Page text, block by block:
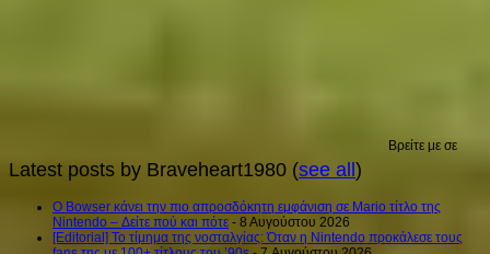
Βρείτε με σε
Latest posts by Braveheart1980 (see all)
Ο Bowser κάνει την πιο απροσδόκητη εμφάνιση σε Mario τίτλο της
Nintendo – Δείτε πού και πότε - 8 Αυγούστου 2026
[Editorial] Το τίμημα της νοσταλγίας: Όταν η Nintendo προκάλεσε τους